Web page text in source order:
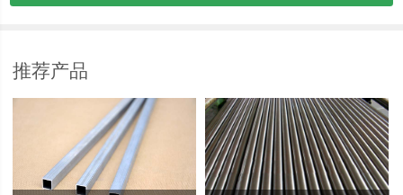
别是建筑业离不开此合金，是最有前途的合金。耐蚀
性好，焊接性优良，冷加工性较好，并具有中等强
度。5052的主要合金元素为镁，具有良好的成形加工
推荐产品